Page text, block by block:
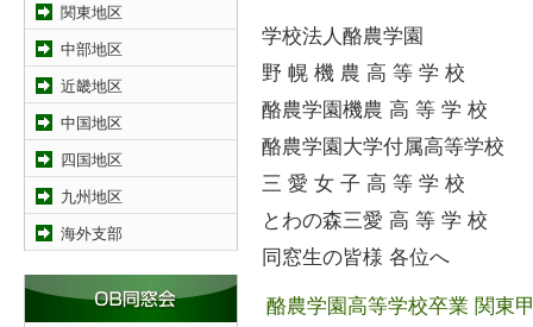
関東地区
中部地区
近畿地区
中国地区
四国地区
九州地区
海外支部
学校法人酪農学園
野 幌 機 農 高 等 学 校
酪農学園機農 高 等 学 校
酪農学園大学付属高等学校
三 愛 女 子 高 等 学 校
とわの森三愛 高 等 学 校
同窓生の皆様 各位へ
酪農学園高等学校卒業 関東